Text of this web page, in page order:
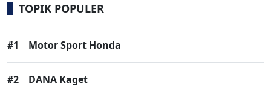
TOPIK POPULER
#1 Motor Sport Honda
#2 DANA Kaget